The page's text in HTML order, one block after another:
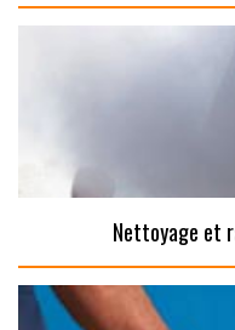
Nettoyage et